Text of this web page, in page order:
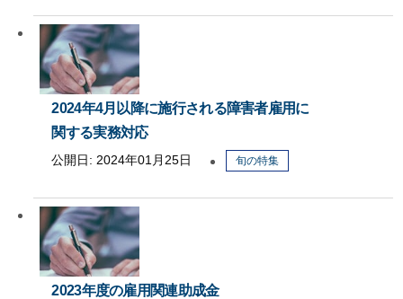
2024年4月以降に施行される障害者雇用に
関する実務対応
公開日: 2024年01月25日 旬の特集
2023年度の雇用関連助成金